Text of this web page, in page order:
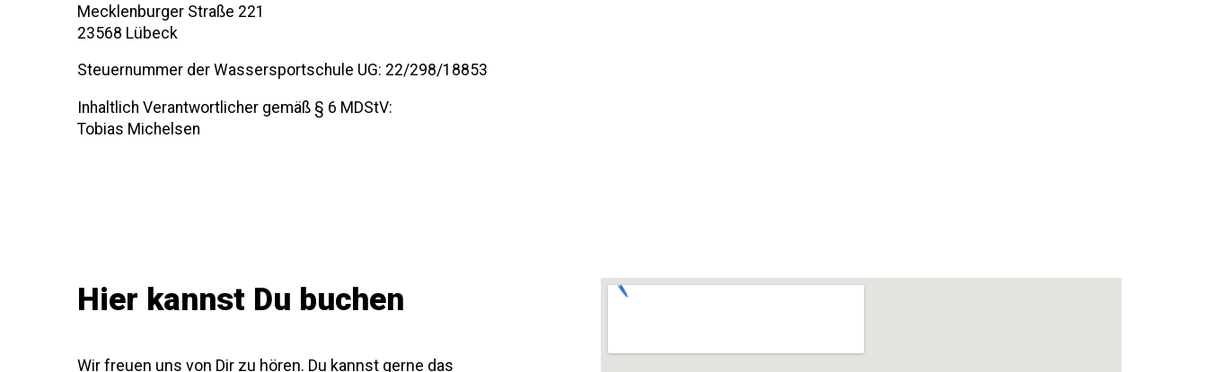
Mecklenburger Straße 221
23568 Lübeck
Steuernummer der Wassersportschule UG: 22/298/18853
Inhaltlich Verantwortlicher gemäß § 6 MDStV:
Tobias Michelsen
Hier kannst Du buchen
Wir freuen uns von Dir zu hören. Du kannst gerne das